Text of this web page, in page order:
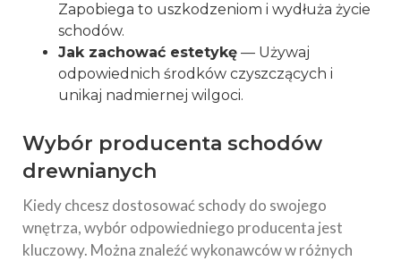
Zapobiega to uszkodzeniom i wydłuża życie
schodów.
Jak zachować estetykę — Używaj
odpowiednich środków czyszczących i
unikaj nadmiernej wilgoci.
Wybór producenta schodów
drewnianych
Kiedy chcesz dostosować schody do swojego
wnętrza, wybór odpowiedniego producenta jest
kluczowy. Można znaleźć wykonawców w różnych